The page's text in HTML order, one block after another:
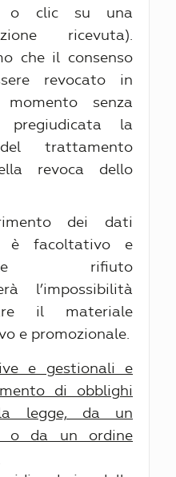
o clic su una
ricevuta).
che il consenso
revocato in
momento senza
la
trattamento
revoca dello
dei dati
è facoltativo e
rifiuto
l’impossibilità
il materiale
e promozionale.
e gestionali e
di obblighi
legge, da un
o da un ordine